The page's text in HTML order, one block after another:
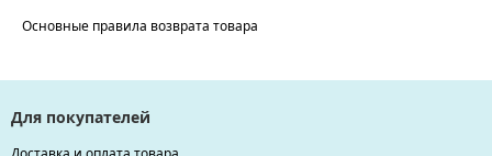
Основные правила возврата товара
Для покупателей